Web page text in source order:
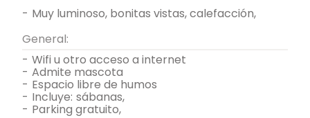
-
muy luminoso, bonitas vistas, calefacción,
General:
-
wifi u otro acceso a internet
- admite mascota
- espacio libre de humos
- incluye: sábanas,
- parking gratuito,